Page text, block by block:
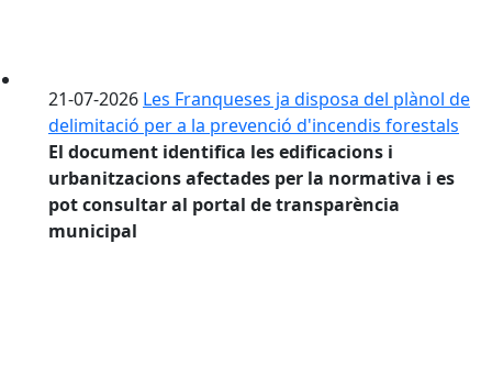
21-07-2026 Les Franqueses ja disposa del plànol de
delimitació per a la prevenció d'incendis forestals
El document identifica les edificacions i
urbanitzacions afectades per la normativa i es
pot consultar al portal de transparència
municipal